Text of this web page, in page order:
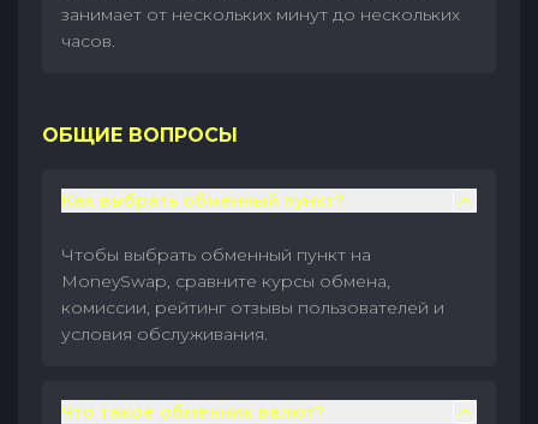
занимает от нескольких минут до нескольких
часов.
ОБЩИЕ ВОПРОСЫ
Как выбрать обменный пункт?
Чтобы выбрать обменный пункт на
MoneySwap, сравните курсы обмена,
комиссии, рейтинг отзывы пользователей и
условия обслуживания.
Что такое обменник валют?